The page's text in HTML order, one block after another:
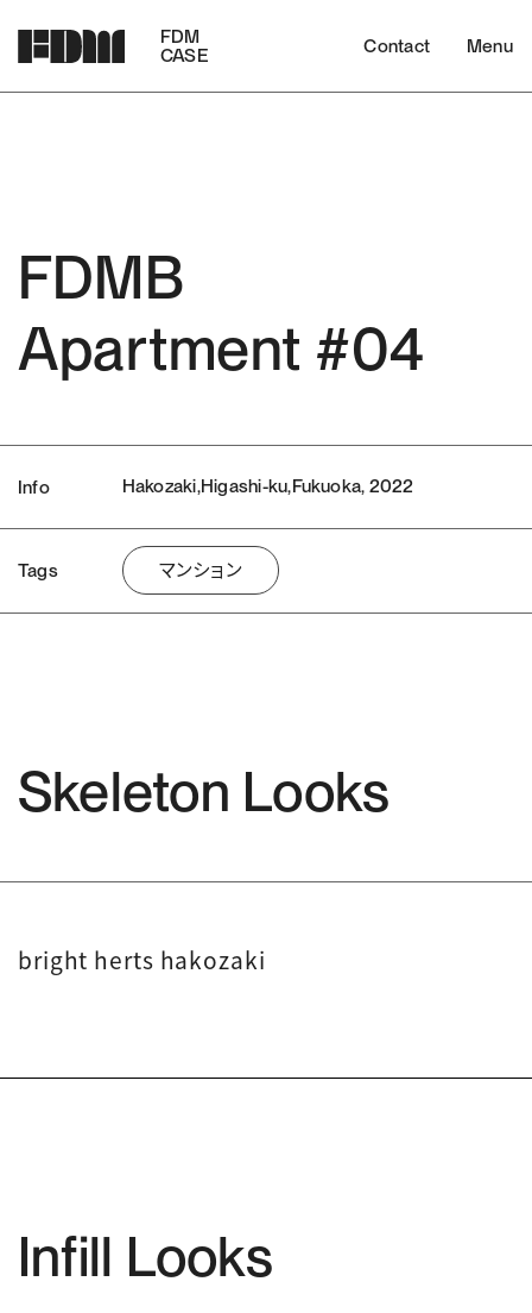
FDM
CASE
Contact Menu
FDMB
Apartment #04
Info Hakozaki,Higashi-ku,Fukuoka, 2022
Tags マンション
Skeleton Looks
bright herts hakozaki
Infill Looks